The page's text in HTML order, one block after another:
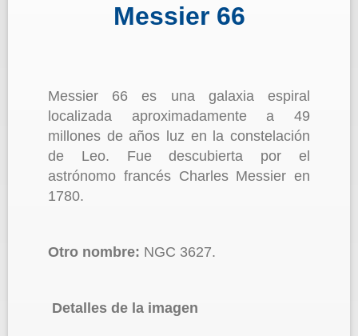
Messier 66
Messier 66 es una galaxia espiral
localizada aproximadamente a 49
millones de años luz en la constelación
de Leo. Fue descubierta por el
astrónomo francés Charles Messier en
1780.
Otro nombre: NGC 3627.
Detalles de la imagen